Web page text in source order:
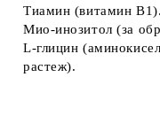
Тиамин (витамин В1).
Мио-инозитол (за
L-глицин
растеж).